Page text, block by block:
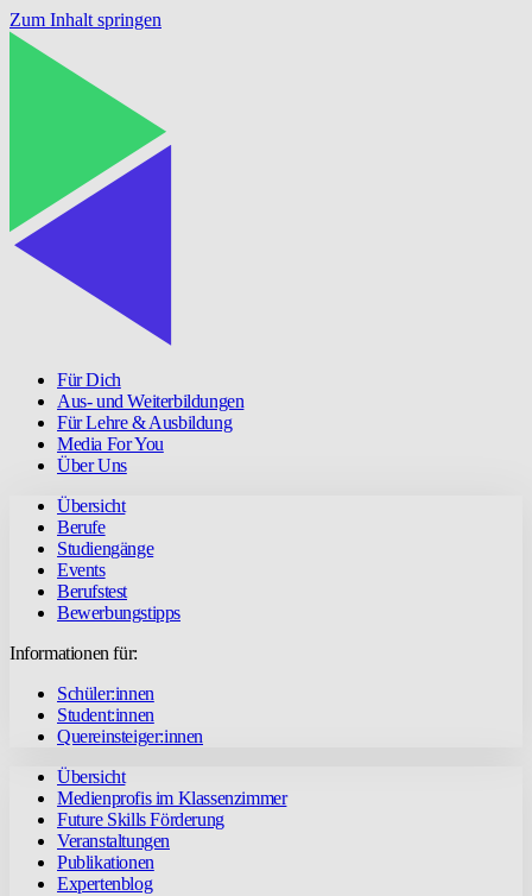
Zum Inhalt springen
Für Dich
Aus- und Weiterbildungen
Für Lehre & Ausbildung
Media For You
Über Uns
Übersicht
Berufe
Studiengänge
Events
Berufstest
Bewerbungstipps
Informationen für:
Schüler:innen
Student:innen
Quereinsteiger:innen
Übersicht
Medienprofis im Klassenzimmer
Future Skills Förderung
Veranstaltungen
Publikationen
Expertenblog